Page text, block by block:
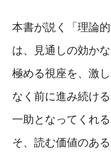
本書が説く「理論
は、見通しの効か
極める視座を、激
なく前に進み続け
一助となってくれ
そ、読む価値のあ